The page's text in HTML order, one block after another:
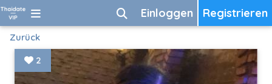
Registrieren
Einloggen
Zurück
2